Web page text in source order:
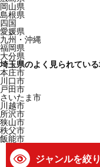
岡山県
島根県
四国
愛媛県
九州・沖縄
福岡県
大分県
埼玉県のよく見られてい
本庄市
川口市
戸田市
さいたま市
川越市
所沢市
狭山市
秩父市
飯能市
ジャンルを絞